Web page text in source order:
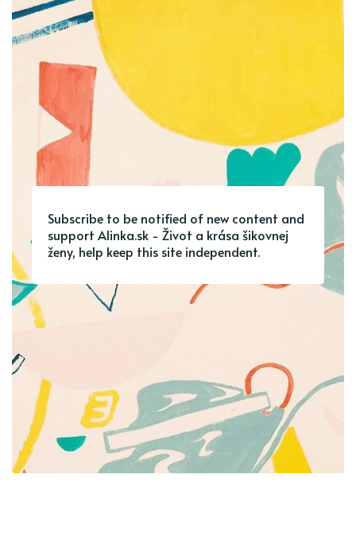
Subscribe to be notified of new content and
support Alinka.sk - Život a krása šikovnej
ženy, help keep this site independent.